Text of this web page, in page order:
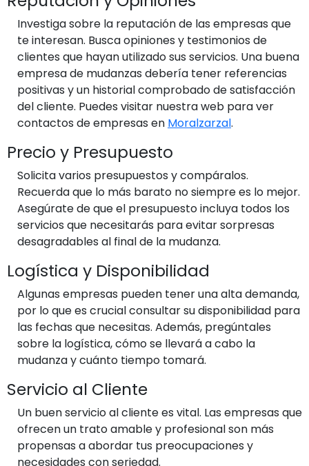
Investiga sobre la reputación de las empresas que
te interesan. Busca opiniones y testimonios de
clientes que hayan utilizado sus servicios. Una buena
empresa de mudanzas debería tener referencias
positivas y un historial comprobado de satisfacción
del cliente. Puedes visitar nuestra web para ver
contactos de empresas en Moralzarzal.
Precio y Presupuesto
Solicita varios presupuestos y compáralos.
Recuerda que lo más barato no siempre es lo mejor.
Asegúrate de que el presupuesto incluya todos los
servicios que necesitarás para evitar sorpresas
desagradables al final de la mudanza.
Logística y Disponibilidad
Algunas empresas pueden tener una alta demanda,
por lo que es crucial consultar su disponibilidad para
las fechas que necesitas. Además, pregúntales
sobre la logística, cómo se llevará a cabo la
mudanza y cuánto tiempo tomará.
Servicio al Cliente
Un buen servicio al cliente es vital. Las empresas que
ofrecen un trato amable y profesional son más
propensas a abordar tus preocupaciones y
necesidades con seriedad.